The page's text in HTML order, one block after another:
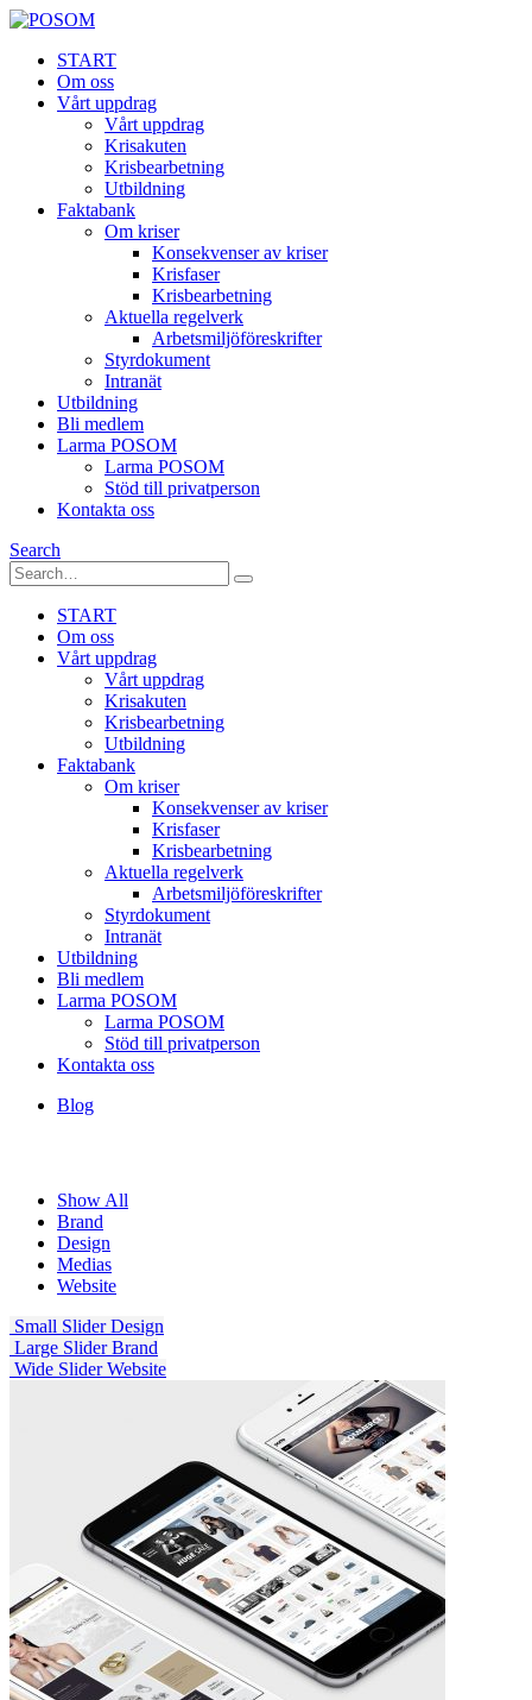
START
Om oss
Vårt uppdrag
Vårt uppdrag
Krisakuten
Krisbearbetning
Utbildning
Faktabank
Om kriser
Konsekvenser av kriser
Krisfaser
Krisbearbetning
Aktuella regelverk
Arbetsmiljöföreskrifter
Styrdokument
Intranät
Utbildning
Bli medlem
Larma POSOM
Larma POSOM
Stöd till privatperson
Kontakta oss
Search
START
Om oss
Vårt uppdrag
Vårt uppdrag
Krisakuten
Krisbearbetning
Utbildning
Faktabank
Om kriser
Konsekvenser av kriser
Krisfaser
Krisbearbetning
Aktuella regelverk
Arbetsmiljöföreskrifter
Styrdokument
Intranät
Utbildning
Bli medlem
Larma POSOM
Larma POSOM
Stöd till privatperson
Kontakta oss
Blog
Show All
Brand
Design
Medias
Website
Small Slider Design
Large Slider Brand
Wide Slider Website